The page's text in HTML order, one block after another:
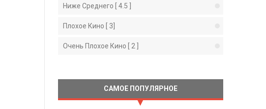
Ниже Среднего [ 4.5 ]
Плохое Кино [ 3]
Очень Плохое Кино [ 2 ]
САМОЕ ПОПУЛЯРНОЕ